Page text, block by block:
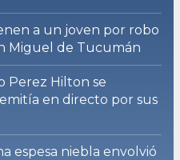
a un joven por robo
Miguel de Tucumán
Perez Hilton se
en directo por sus
espesa niebla envolvió